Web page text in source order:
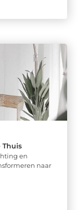
en
naar